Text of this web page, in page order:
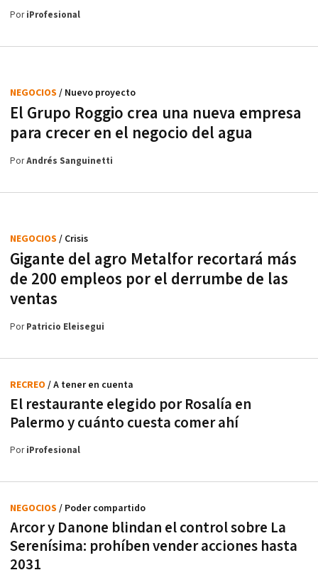
PoriProfesional
El Grupo Roggio crea una nueva empresa
para crecer en el negocio del agua
NEGOCIOS / Nuevo proyecto
PorAndrés Sanguinetti
Gigante del agro Metalfor recortará más
de 200 empleos por el derrumbe de las
ventas
NEGOCIOS / Crisis
PorPatricio Eleisegui
El restaurante elegido por Rosalía en
Palermo y cuánto cuesta comer ahí
RECREO / A tener en cuenta
PoriProfesional
Arcor y Danone blindan el control sobre La
Serenísima: prohíben vender acciones hasta
2031
NEGOCIOS / Poder compartido